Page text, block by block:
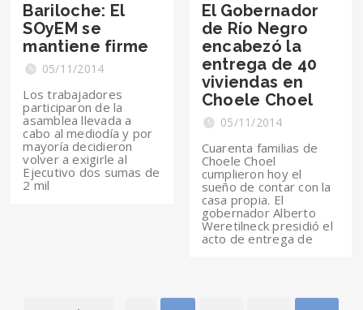
Bariloche: El
SOyEM se
mantiene firme
05/11/2014
Los trabajadores
participaron de la
asamblea llevada a
cabo al mediodía y por
mayoría decidieron
volver a exigirle al
Ejecutivo dos sumas de
2 mil
El Gobernador
de Río Negro
encabezó la
entrega de 40
viviendas en
Choele Choel
05/11/2014
Cuarenta familias de
Choele Choel
cumplieron hoy el
sueño de contar con la
casa propia. El
gobernador Alberto
Weretilneck presidió el
acto de entrega de